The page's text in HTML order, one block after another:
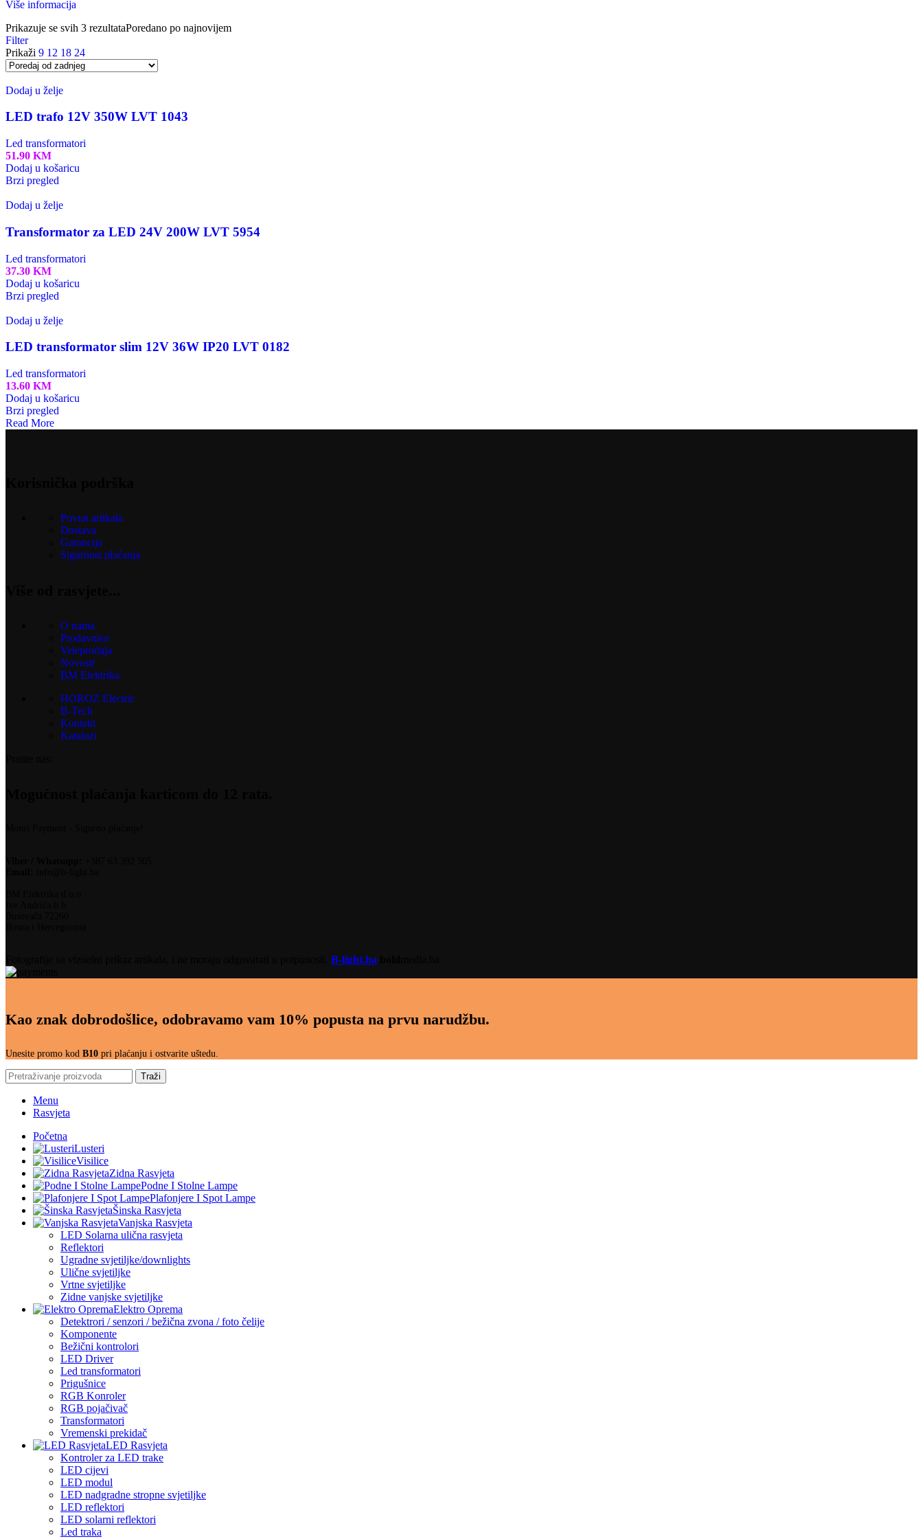
Više informacija
Prikazuje se svih 3 rezultataPoredano po najnovijem
Filter
Prikaži 9 12 18 24
Dodaj u želje
LED trafo 12V 350W LVT 1043
Led transformatori
51.90 KM
Dodaj u košaricu
Brzi pregled
Dodaj u želje
Transformator za LED 24V 200W LVT 5954
Led transformatori
37.30 KM
Dodaj u košaricu
Brzi pregled
Dodaj u želje
LED transformator slim 12V 36W IP20 LVT 0182
Led transformatori
13.60 KM
Dodaj u košaricu
Brzi pregled
Read More
Povrat artikala
Dostava
Garancija
Sigurnost plaćanja
O nama
Prodavnice
Veleprodaja
Novosti
BM Elektrika
HOROZ Electric
B-Tech
Kontakt
Katalozi
B-light.ba
Kao znak dobrodošlice, odobravamo vam 10% popusta na prvu narudžbu.
Unesite promo kod B10 pri plaćanju i ostvarite uštedu.
Traži
Menu
Rasvjeta
Početna
Lusteri
Visilice
Zidna Rasvjeta
Podne I Stolne Lampe
Plafonjere I Spot Lampe
Šinska Rasvjeta
Vanjska Rasvjeta
LED Solarna ulična rasvjeta
Reflektori
Ugradne svjetiljke/downlights
Ulične svjetiljke
Vrtne svjetiljke
Zidne vanjske svjetiljke
Elektro Oprema
Detektrori / senzori / bežična zvona / foto čelije
Komponente
Bežični kontrolori
LED Driver
Led transformatori
Prigušnice
RGB Konroler
RGB pojačivač
Transformatori
Vremenski prekidač
LED Rasvjeta
Kontroler za LED trake
LED cijevi
LED modul
LED nadgradne stropne svjetiljke
LED reflektori
LED solarni reflektori
Led traka